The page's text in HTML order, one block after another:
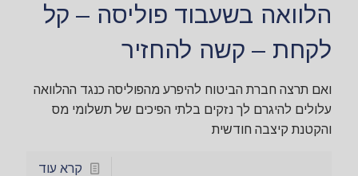
הלוואה בשעבוד פוליסה – קל
לקחת – קשה להחזיר
ואם תרצה חברת הביטוח להיפרע מהפוליסה כנגד ההלוואה
עלולים להיגרם לך נזקים בלתי הפיכים של תשלומי מס
והקטנת קיצבה חודשית
קרא עוד